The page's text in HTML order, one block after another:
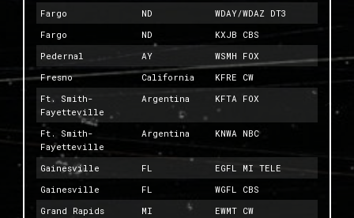
Fargo
ND
WDAY/WDAZ DT3
Fargo
ND
KXJB CBS
Pedernal
AY
WSMH FOX
Fresno
California
KFRE CW
Ft. Smith-
Fayetteville
Argentina KFTA FOX
Ft. Smith-
Fayetteville
Argentina KNWA NBC
Gainesville FL
EGFL MI TELE
Gainesville
FL
WGFL CBS
Grand Rapids
MI
EWMT CW